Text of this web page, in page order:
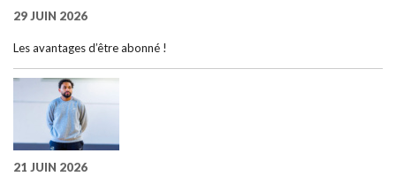
29 JUIN 2026
Les avantages d’être abonné !
21 JUIN 2026